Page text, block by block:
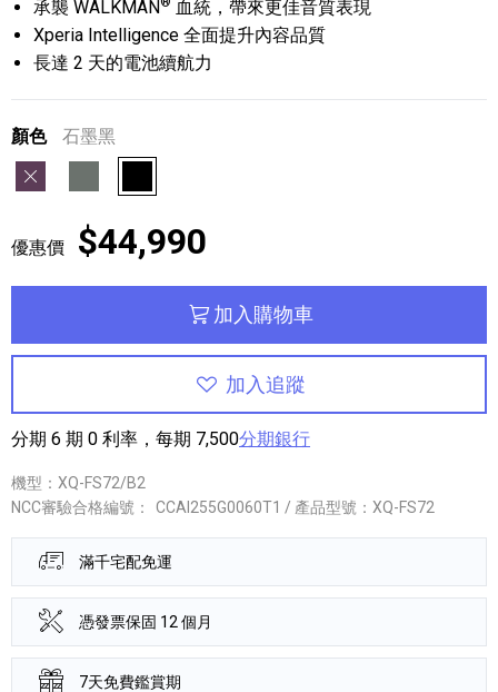
承襲 WALKMAN
血統，帶來更佳音質表現
Xperia Intelligence 全面提升內容品質
長達 2 天的電池續航力
顏色 石墨黑
羅蘭紫
優惠價 $44,990
加入購物車
加入追蹤
分期 6 期 0 利率，每期 7,500分期銀行
機型：XQ-FS72/B2
NCC審驗合格編號：
CCAI255G0060T1 / 產品型號：XQ-FS72
滿千宅配免運
憑發票保固 12 個月
7天免費鑑賞期